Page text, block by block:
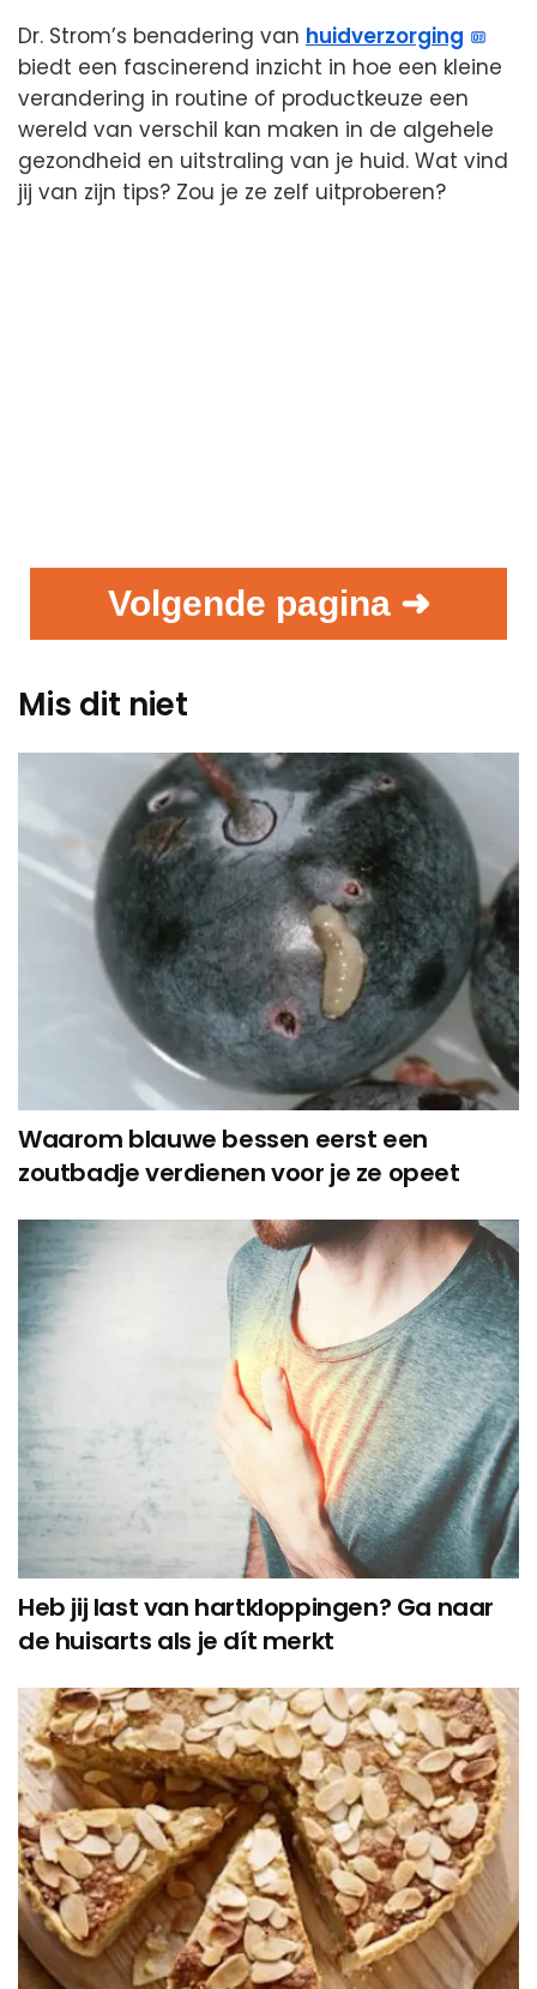
Dr. Strom’s benadering van huidverzorging
biedt een fascinerend inzicht in hoe een kleine
verandering in routine of productkeuze een
wereld van verschil kan maken in de algehele
gezondheid en uitstraling van je huid. Wat vind
jij van zijn tips? Zou je ze zelf uitproberen?
Volgende pagina ➜
Mis dit niet
Waarom blauwe bessen eerst een
zoutbadje verdienen voor je ze opeet
Heb jij last van hartkloppingen? Ga naar
de huisarts als je dít merkt